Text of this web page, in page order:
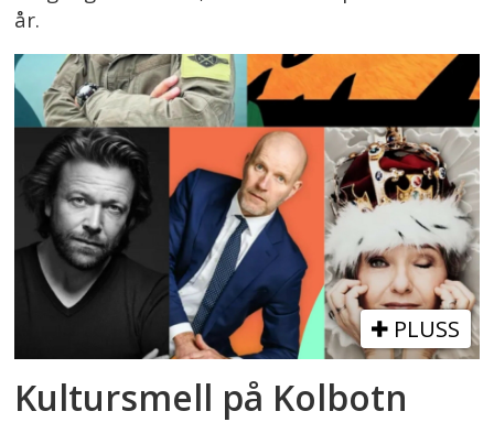
år.
PLUSS
Kultursmell på Kolbotn